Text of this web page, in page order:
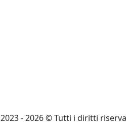
2023 - 2026 © Tutti i diritti